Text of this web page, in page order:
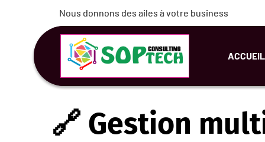
Nous donnons des ailes à votre business
ACCUEIL
Nous donnons des ailes à votre business
Accueil
🔗 Gestion